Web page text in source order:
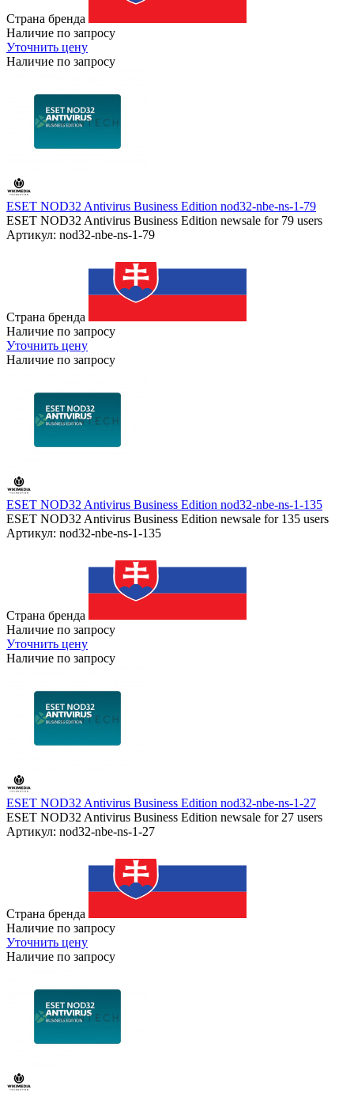
Страна бренда
Наличие по запросу
Уточнить цену
Наличие по запросу
ESET NOD32 Antivirus Business Edition nod32-nbe-ns-1-79
ESET NOD32 Antivirus Business Edition newsale for 79 users
Артикул: nod32-nbe-ns-1-79
Страна бренда
Наличие по запросу
Уточнить цену
Наличие по запросу
ESET NOD32 Antivirus Business Edition nod32-nbe-ns-1-135
ESET NOD32 Antivirus Business Edition newsale for 135 users
Артикул: nod32-nbe-ns-1-135
Страна бренда
Наличие по запросу
Уточнить цену
Наличие по запросу
ESET NOD32 Antivirus Business Edition nod32-nbe-ns-1-27
ESET NOD32 Antivirus Business Edition newsale for 27 users
Артикул: nod32-nbe-ns-1-27
Страна бренда
Наличие по запросу
Уточнить цену
Наличие по запросу